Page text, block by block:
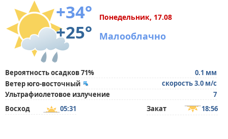
+34°
+25°
Понедельник, 17.08
Малооблачно
Вероятность осадков 71%
0.1 мм
Ветер юго-восточный
скорость 3.0 м/с
Ультрафиолетовое излучение
7
Восход
05:31 Закат 18:56